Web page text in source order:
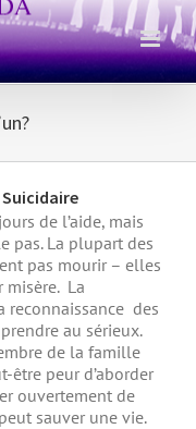
Suicidaire
de l’aide, mais
pas. La plupart des
pas mourir – elles
La
reconnaissance des
au sérieux.
de la famille
être peur d’aborder
ouvertement de
sauver une vie.